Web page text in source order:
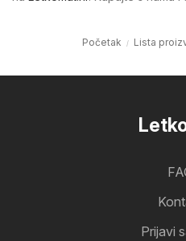
Početak Lista
Prijavi